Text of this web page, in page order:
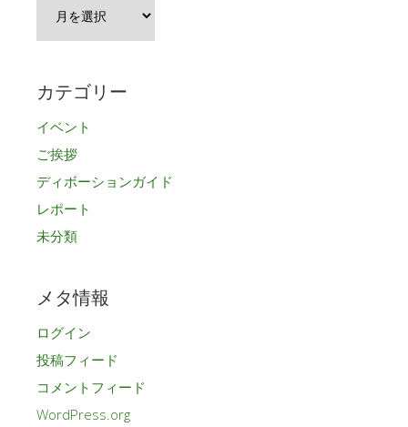
カ
ブ
カテゴリー
イベント
ご挨拶
ディボーションガイド
レポート
未分類
メタ情報
ログイン
投稿フィード
コメントフィード
WordPress.org